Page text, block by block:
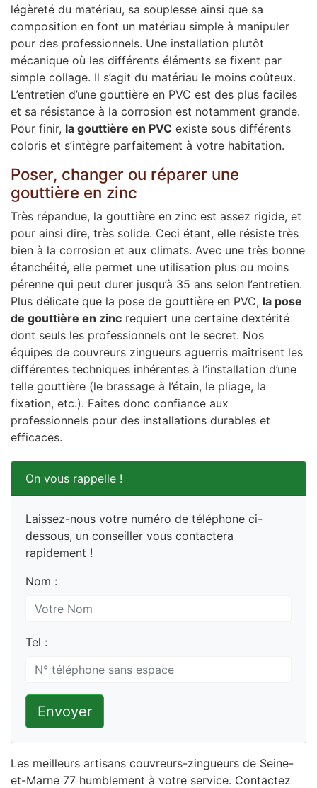
légèreté du matériau, sa souplesse ainsi que sa
composition en font un matériau simple à manipuler
pour des professionnels. Une installation plutôt
mécanique où les différents éléments se fixent par
simple collage. Il s’agit du matériau le moins coûteux.
L’entretien d’une gouttière en PVC est des plus faciles
et sa résistance à la corrosion est notamment grande.
Pour finir, la gouttière en PVC existe sous différents
coloris et s’intègre parfaitement à votre habitation.
Poser, changer ou réparer une
gouttière en zinc
Très répandue, la gouttière en zinc est assez rigide, et
pour ainsi dire, très solide. Ceci étant, elle résiste très
bien à la corrosion et aux climats. Avec une très bonne
étanchéité, elle permet une utilisation plus ou moins
pérenne qui peut durer jusqu’à 35 ans selon l’entretien.
Plus délicate que la pose de gouttière en PVC, la pose
de gouttière en zinc requiert une certaine dextérité
dont seuls les professionnels ont le secret. Nos
équipes de couvreurs zingueurs aguerris maîtrisent les
différentes techniques inhérentes à l’installation d’une
telle gouttière (le brassage à l’étain, le pliage, la
fixation, etc.). Faites donc confiance aux
professionnels pour des installations durables et
efficaces.
On vous rappelle !
Laissez-nous votre numéro de téléphone ci-
dessous, un conseiller vous contactera
rapidement !
Nom :
Tel :
Envoyer
Les meilleurs artisans couvreurs-zingueurs de Seine-
et-Marne 77 humblement à votre service. Contactez